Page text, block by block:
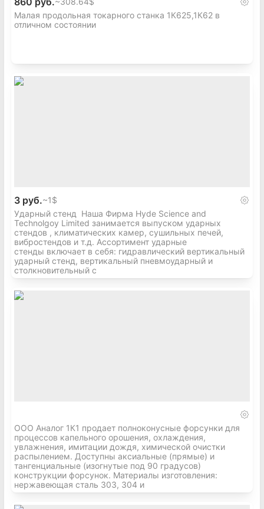
Малая продольная токарного станка 1К625,1К62 в
отличном состоянии
3 руб.~1$
Ударный стенд Наша Фирма Hyde Science and
Technolgoy Limited занимается выпуском ударных
стендов , климатических камер, сушильных печей,
вибростендов и т.д. Ассортимент ударные
стенды включает в себя: гидравлический вертикальный
ударный стенд, вертикальный пневмоударный и
столкновительный с
ООО Аналог 1К1 продает полноконусные форсунки для
процессов капельного орошения, охлаждения,
увлажнения, имитации дождя, химической очистки
распылением. Доступны аксиальные (прямые) и
тангенциальные (изогнутые под 90 градусов)
конструкции форсунок. Материалы изготовления:
нержавеющая сталь 303, 304 и